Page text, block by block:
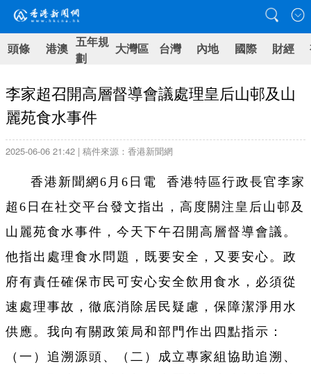
頭條 港澳 五年規
劃
大灣區 台灣 內地 國際 財經
李家超召開高層督導會議處理皇后山邨及山
麗苑食水事件
2025-06-06 21:42 | 稿件來源：香港新聞網
香港新聞網6月6日電 香港特區行政長官李家
超6日在社交平台發文指出，高度關注皇后山邨及
山麗苑食水事件，今天下午召開高層督導會議。
他指出處理食水問題，既要安全，又要安心。政
府有責任確保市民可安心安全飲用食水，必須從
速處理事故，徹底消除居民疑慮，保障潔淨用水
供應。我向有關政策局和部門作出四點指示：
（一）追溯源頭、（二）成立專家組協助追溯、